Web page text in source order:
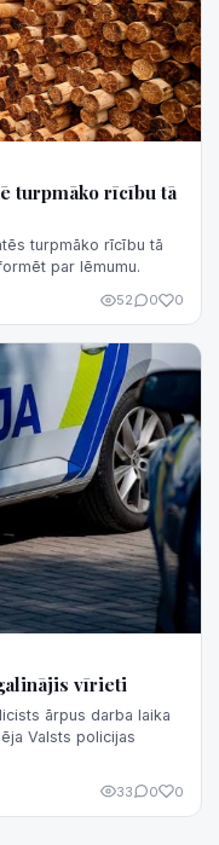
turpmāko rīcību tā
turpmāko rīcību tā
par lēmumu.
52 0 0
vīrieti
ārpus darba laika
Valsts policijas
33 0 0